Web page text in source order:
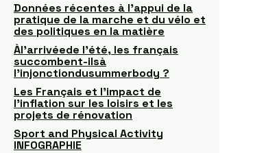
Données récentes à l’appui de la
pratique de la marche et du vélo et
des politiques en la matière
Àl'arrivéede l'été, les français
succombent-ilsà
l’injonctiondusummerbody ?
Les Français et l’impact de
l’inflation sur les loisirs et les
projets de rénovation
Sport and Physical Activity
INFOGRAPHIE